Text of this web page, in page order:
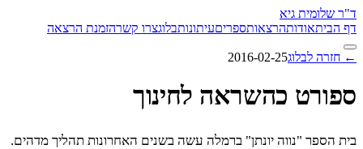
ד"ר שלומית גיא
דף הביתאודותהרצאותספריםעיתונותבלוגצרו קשרהזמנת הרצאה
← חזרה לבלוג2016-02-25
ספורט כהשראה לחינוך
בית הספר "נווה יונתן" ברמלה עשה בשנים האחרונות תהליך מדהים.